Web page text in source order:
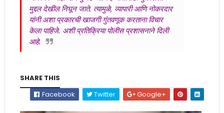
मुद्दल देखील निघून जाते. त्यामुळे, व्यापारी आणि नोकरदार
यांनी अशा प्रकारची खाजगी गुंतवणूक करताना विचार
केला पाहिजे. अशी प्रतिक्रिया पोलीस प्रशासनाने दिली
आहे.
SHARE THIS
Facebook
Twitter Google+